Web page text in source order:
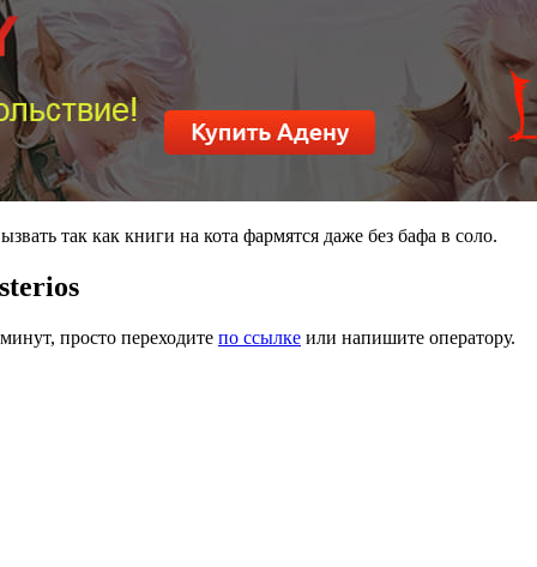
так как книги на кота фармятся даже без бафа в соло.
просто переходите по ссылке или напишите оператору.